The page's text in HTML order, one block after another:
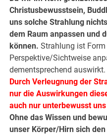
Christusbewusstsein,
uns solche Strahlung
dem Raum anpassen und
können. Strahlung ist
Perspektive/Sichtweise
dementsprechend auswirkt.
Durch Verleugnung der
nur die Auswirkungen
auch nur unterbewusst
Ohne das Wissen und
unser Körper/Hirn sich